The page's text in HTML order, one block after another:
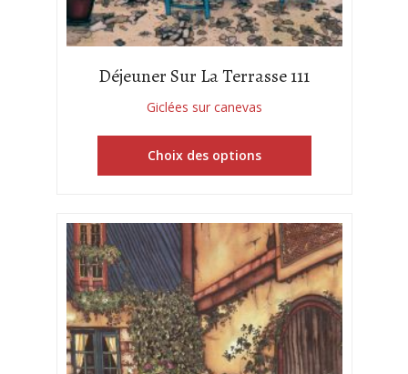
Déjeuner Sur La Terrasse 111
Giclées sur canevas
Choix des options